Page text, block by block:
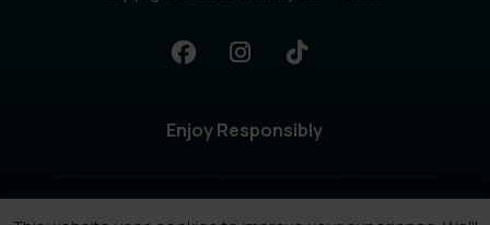
Enjoy Responsibly